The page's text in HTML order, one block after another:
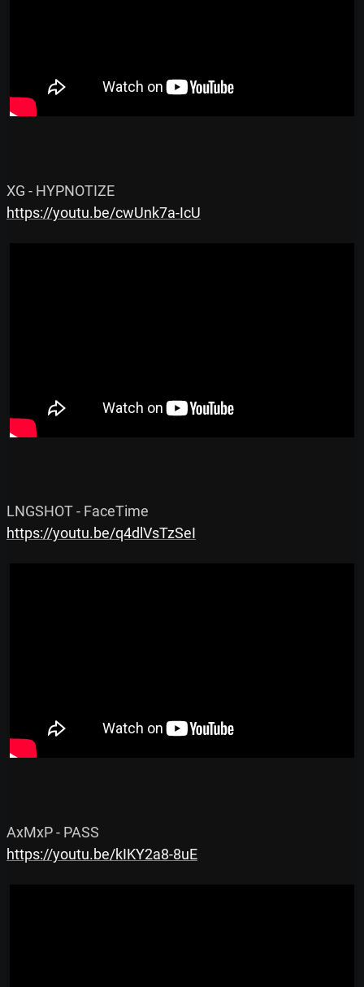
https://youtu.be/cwUnk7a-IcU
https://youtu.be/q4dlVsTzSeI
https://youtu.be/kIKY2a8-8uE